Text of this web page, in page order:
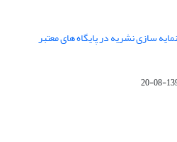
سازی نشریه در پایگاه های معتبر